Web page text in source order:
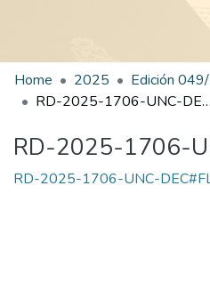
Home 2025
RD-2025-1706-UNC-DEC#FL
RD-2025-1706-
RD-2025-1706-UNC-